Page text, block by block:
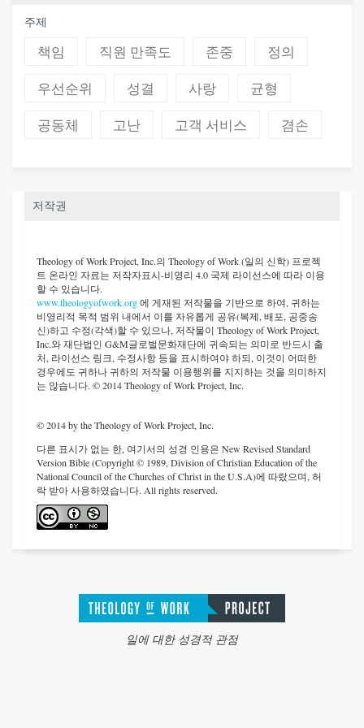
주제
책임 직원 만족도 존중 정의
우선순위 성결 사랑 균형
공동체 고난 고객 서비스 겸손
저작권
Theology of Work Project, Inc.의 Theology of Work (일의 신학) 프로젝
트 온라인 자료는 저작자표시-비영리 4.0 국제 라이선스에 따라 이용
할 수 있습니다.
www.theologyofwork.org에 게재된 저작물을 기반으로 하여, 귀하는
비영리적 목적 범위 내에서 이를 자유롭게 공유(복제, 배포, 공중송
신)하고 수정(각색)할 수 있으나, 저작물이 Theology of Work Project,
Inc.와 재단법인 G&M글로벌문화재단에 귀속되는 의미로 반드시 출
처, 라이선스 링크, 수정사항 등을 표시하여야 하되, 이것이 어떠한
경우에도 귀하나 귀하의 저작물 이용행위를 지지하는 것을 의미하지
는 않습니다. © 2014 Theology of Work Project, Inc.
© 2014 by the Theology of Work Project, Inc.
다른 표시가 없는 한, 여기서의 성경 인용은 New Revised Standard
Version Bible (Copyright © 1989, Division of Christian Education of the
National Council of the Churches of Christ in the U.S.A)에 따랐으며, 허
락 받아 사용하였습니다. All rights reserved.
일에 대한 성경적 관점